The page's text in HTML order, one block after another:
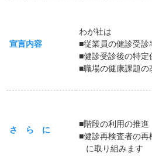
宣言内容
わが社は
■従業員の健診受
■健診受診後の特
■職場の健康課題
さ ら に
■階段の利用の推進
■健診再検査者の
に取り組みます